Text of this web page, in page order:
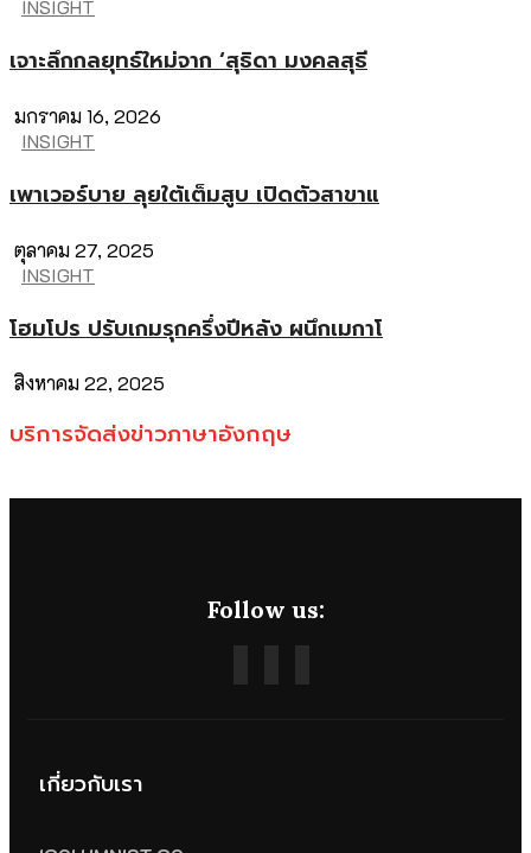
INSIGHT
เจาะลึกกลยุทธ์ใหม่จาก ‘สุธิดา มงคลสุธี
มกราคม 16, 2026
INSIGHT
เพาเวอร์บาย ลุยใต้เต็มสูบ เปิดตัวสาขาแ
ตุลาคม 27, 2025
INSIGHT
โฮมโปร ปรับเกมรุกครึ่งปีหลัง ผนึกเมกาโ
สิงหาคม 22, 2025
บริการจัดส่งข่าวภาษาอังกฤษ
Follow us:
เกี่ยวกับเรา